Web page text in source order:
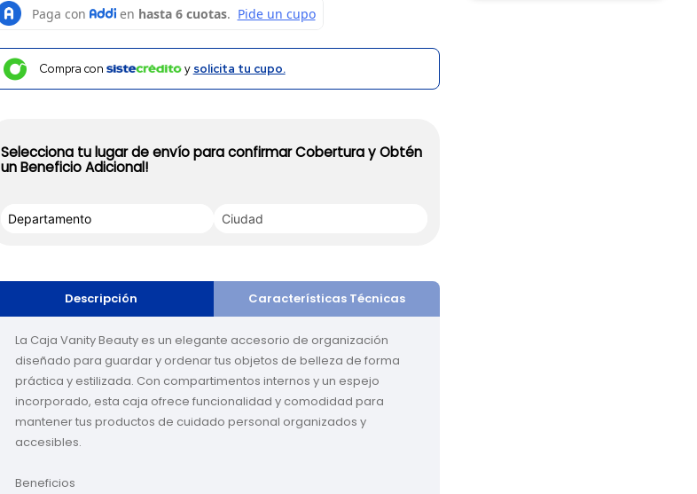
Compra con y solicita tu cupo.
Selecciona tu lugar de envío para confirmar Cobertura y Obtén
un Beneficio Adicional!
Descripción Características Técnicas
La Caja Vanity Beauty es un elegante accesorio de organización
diseñado para guardar y ordenar tus objetos de belleza de forma
práctica y estilizada. Con compartimentos internos y un espejo
incorporado, esta caja ofrece funcionalidad y comodidad para
mantener tus productos de cuidado personal organizados y
accesibles.
Beneficios